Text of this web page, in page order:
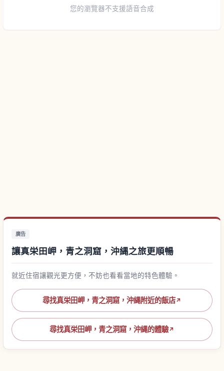
您的瀏覽器不支援語音合成
廣告
讓真栄田岬，青之洞窟，沖縄之旅更順暢
就近住宿讓觀光更方便，不妨也看看當地的特色體驗。
尋找真栄田岬，青之洞窟，沖縄附近的飯店↗
尋找真栄田岬，青之洞窟，沖縄的體驗↗